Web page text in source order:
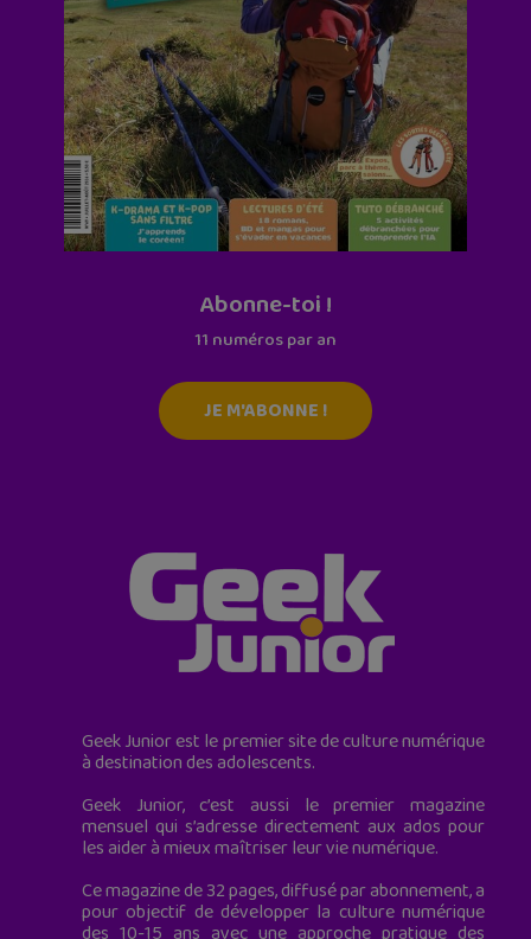
Abonne-toi !
11 numéros par an
JE M'ABONNE !
Geek Junior est le premier site de culture numérique
à destination des adolescents.
Geek Junior, c’est aussi le premier magazine
mensuel qui s’adresse directement aux ados pour
les aider à mieux maîtriser leur vie numérique.
Ce magazine de 32 pages, diffusé par abonnement, a
pour objectif de développer la culture numérique